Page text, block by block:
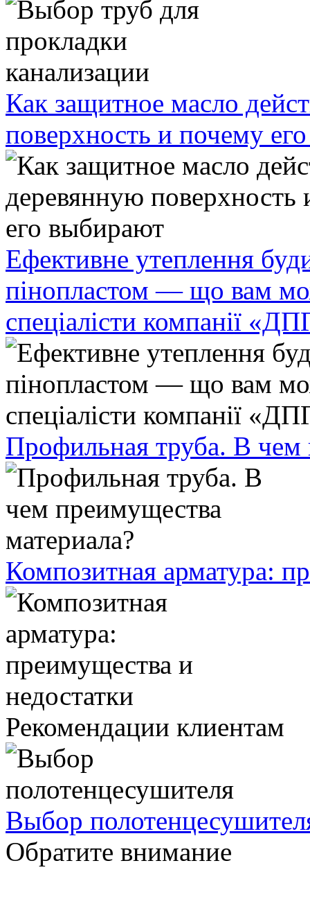
Как защитное масло
поверхность и почему
Ефективне утеплення
пінопластом — що вам
спеціалісти компанії
Профильная труба. В чем
Композитная арматура:
Рекомендации клиентам
Выбор
Обратите внимание